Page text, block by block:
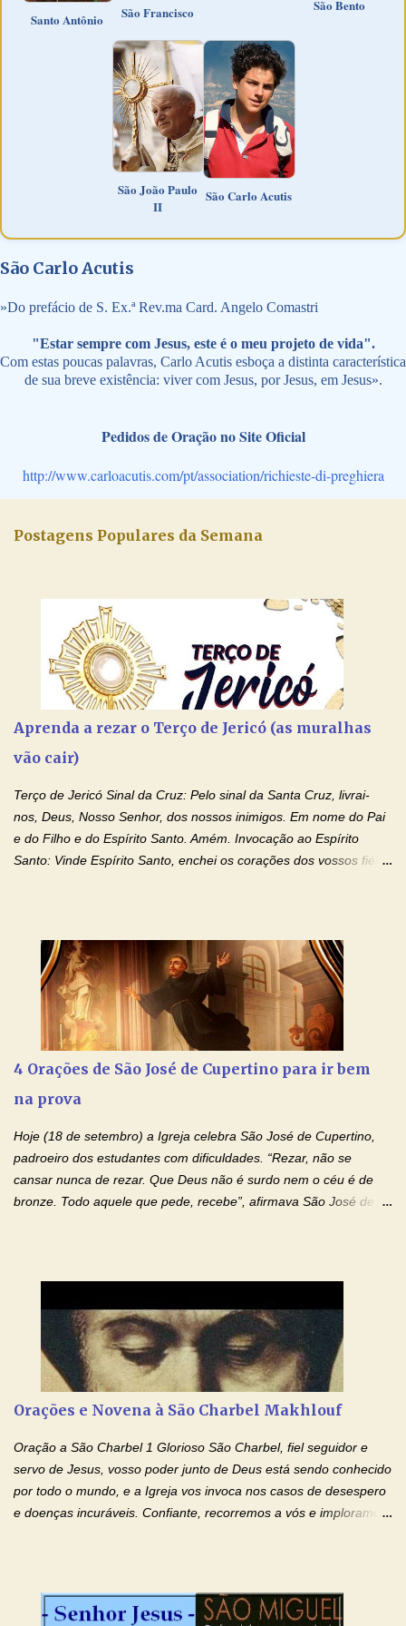
Santo Antônio São Francisco São Bento
São João Paulo
II
São Carlo Acutis
São Carlo Acutis
»Do prefácio de S. Ex.ª Rev.ma Card. Angelo Comastri
"Estar sempre com Jesus, este é o meu projeto de vida".
Com estas poucas palavras, Carlo Acutis esboça a distinta característica
de sua breve existência: viver com Jesus, por Jesus, em Jesus».
Pedidos de Oração no Site Oficial
http://www.carloacutis.com/pt/association/richieste-di-preghiera
Postagens Populares da Semana
Aprenda a rezar o Terço de Jericó (as muralhas
vão cair)
Terço de Jericó Sinal da Cruz: Pelo sinal da Santa Cruz, livrai-
nos, Deus, Nosso Senhor, dos nossos inimigos. Em nome do Pai
e do Filho e do Espírito Santo. Amém. Invocação ao Espírito
Santo: Vinde Espírito Santo, enchei os corações dos vossos fiéis
Santo, fazei que apreciemos retamente todas as coisas segundo
o mesmo Espírito e gozemos sempre da sua consolação. Por
Cristo, Senhor Nosso. Amém. Creio: Creio em Deus Pai Todo-
Poderoso, Criador do céu e da terra; e em Jesus Cristo, seu
único Filho, nosso Senhor; que foi concebido pelo poder do Espí­
foi crucificado, morto e sepultado. Desceu à mansão dos mortos;
ressuscitou ao terceiro dia; subiu aos céus, está sentado à direita
4 Orações de São José de Cupertino para ir bem
na prova
Hoje (18 de setembro) a Igreja celebra São José de Cupertino,
padroeiro dos estudantes com dificuldades. “Rezar, não se
cansar nunca de rezar. Que Deus não é surdo nem o céu é de
bronze. Todo aquele que pede, recebe”, afirmava São José de
mim o teu fervor, a tua sabedoria e a tua fé. Mostra tua bondade,
ajudando-me e eu me esforçarei para imitar tuas virtudes.
Glória… Amável protetor meu, o estudo geralmente é difícil, duro
e entediante para mim. Tu podes deixar tudo isso mais fácil e
esforço maior em meus estudos e uma vida mais digna de tua
santidade. Glória… Deus, que quiseste atrair tudo a teu unigênito
Filho, que foi crucificado, permite que, pelos méritos e exemplos
de te...
Orações e Novena à São Charbel Makhlouf
Oração a São Charbel 1 Glorioso São Charbel, fiel seguidor e
servo de Jesus, vosso poder junto de Deus está sendo conhecido
por todo o mundo, e a Igreja vos invoca nos casos de desespero
e doenças incuráveis. Confiante, recorremos a vós e imploramos
Queremos sempre lembrar-nos deste favor, da vossa intercessão
e invocar-vos como nosso patrono, para maior glória de Deus e o